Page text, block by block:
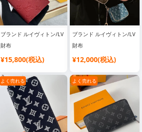
ブランド ルイヴィトン/LV
財布
¥15,800(税込)
ブランド ルイヴィトン/LV
財布
¥12,000(税込)
よく売れる よく売れる